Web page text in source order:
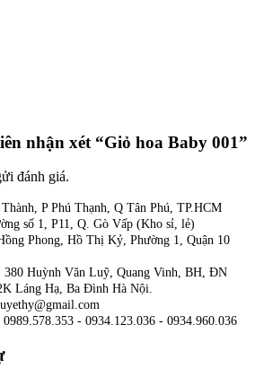
nhận xét “Giỏ hoa Baby 001”
đánh giá.
P Phú Thạnh, Q Tân Phú, TP.HCM
số 1, P11, Q. Gò Vấp (Kho sỉ, lẻ)
Phong, Hồ Thị Kỷ, Phường 1, Quận 10
380 Huỳnh Văn Luỹ, Quang Vinh, BH, ĐN
Láng Hạ, Ba Đình Hà Nội.
- 0934.123.036 - 0934.960.036